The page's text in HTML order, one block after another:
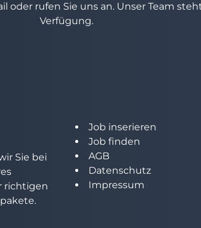
oder rufen Sie uns an. Unser Team
Verfügung.
Sie bei
richtigen
Job inserieren
Job finden
AGB
Datenschutz
Impressum